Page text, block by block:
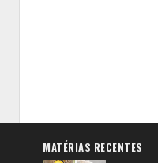
MATÉRIAS RECENTES